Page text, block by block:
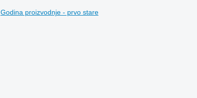
Godina proizvodnje - prvo stare